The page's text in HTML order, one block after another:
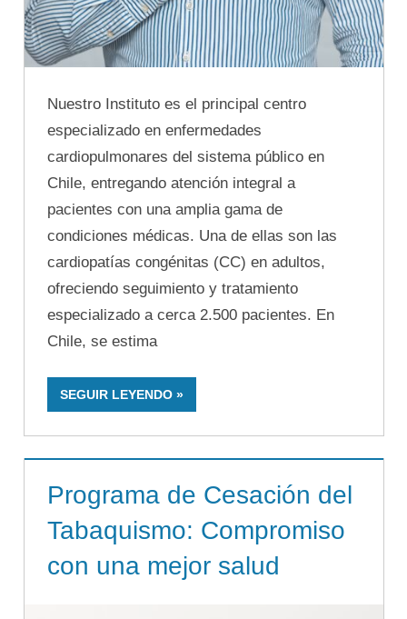
Nuestro Instituto es el principal centro
especializado en enfermedades
cardiopulmonares del sistema público en
Chile, entregando atención integral a
pacientes con una amplia gama de
condiciones médicas. Una de ellas son las
cardiopatías congénitas (CC) en adultos,
ofreciendo seguimiento y tratamiento
especializado a cerca 2.500 pacientes. En
Chile, se estima
SEGUIR LEYENDO
Programa de Cesación del
Tabaquismo: Compromiso
con una mejor salud